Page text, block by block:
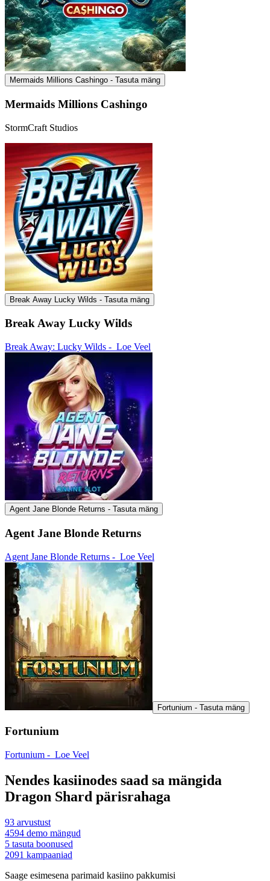
Mermaids Millions Cashingo - Tasuta mäng
Mermaids Millions Cashingo
StormCraft Studios
Break Away Lucky Wilds - Tasuta mäng
Break Away Lucky Wilds
Break Away: Lucky Wilds - Loe Veel
Agent Jane Blonde Returns - Tasuta mäng
Agent Jane Blonde Returns
Agent Jane Blonde Returns - Loe Veel
Fortunium - Tasuta mäng
Fortunium
Fortunium - Loe Veel
Nendes kasiinodes saad sa mängida
Dragon Shard pärisrahaga
93 arvustust
4594 demo mängud
5 tasuta boonused
2091 kampaaniad
Saage esimesena parimaid kasiino pakkumisi